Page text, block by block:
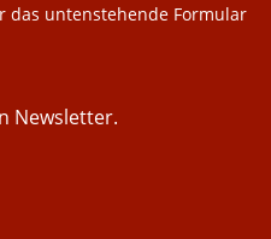
das untenstehende Formular
Newsletter.